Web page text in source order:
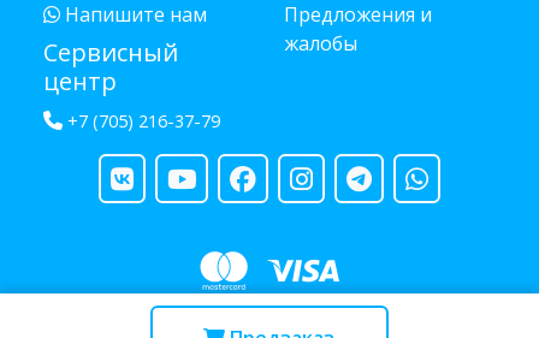
Напишите нам
Сервисный
центр
+7 (705) 216-37-79
Предложения и
жалобы
Copyright © 2013 - 2026 RUBA - разработано